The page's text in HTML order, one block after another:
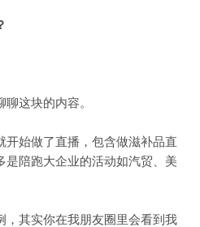
这块的内容。
始做了直播，包含做滋补品直
是陪跑大企业的活动如汽贸、美
其实你在我朋友圈里会看到我